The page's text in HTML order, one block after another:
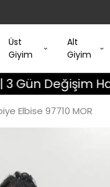
Üst
Giyim
Alt
Giyim
Hakkı |
Elbise 97710 MOR